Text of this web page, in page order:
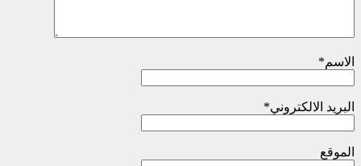
الاسم*
البريد الالكتروني*
الموقع